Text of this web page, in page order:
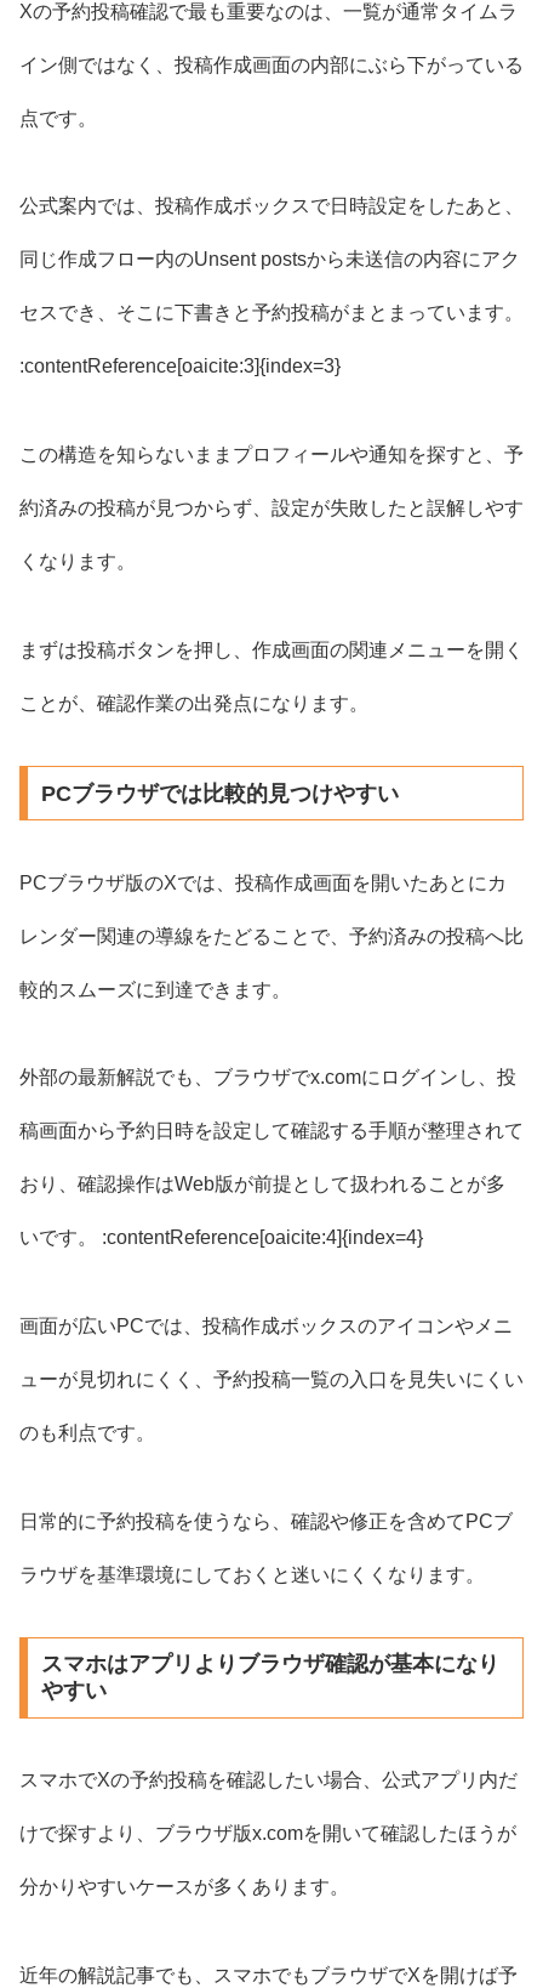
Xの予約投稿確認で最も重要なのは、一覧が通常タイムラ
イン側ではなく、投稿作成画面の内部にぶら下がっている
点です。
公式案内では、投稿作成ボックスで日時設定をしたあと、
同じ作成フロー内のUnsent postsから未送信の内容にアク
セスでき、そこに下書きと予約投稿がまとまっています。
:contentReference[oaicite:3]{index=3}
この構造を知らないままプロフィールや通知を探すと、予
約済みの投稿が見つからず、設定が失敗したと誤解しやす
くなります。
まずは投稿ボタンを押し、作成画面の関連メニューを開く
ことが、確認作業の出発点になります。
PCブラウザでは比較的見つけやすい
PCブラウザ版のXでは、投稿作成画面を開いたあとにカ
レンダー関連の導線をたどることで、予約済みの投稿へ比
較的スムーズに到達できます。
外部の最新解説でも、ブラウザでx.comにログインし、投
稿画面から予約日時を設定して確認する手順が整理されて
おり、確認操作はWeb版が前提として扱われることが多
いです。 :contentReference[oaicite:4]{index=4}
画面が広いPCでは、投稿作成ボックスのアイコンやメニ
ューが見切れにくく、予約投稿一覧の入口を見失いにくい
のも利点です。
日常的に予約投稿を使うなら、確認や修正を含めてPCブ
ラウザを基準環境にしておくと迷いにくくなります。
スマホはアプリよりブラウザ確認が基本になり
やすい
スマホでXの予約投稿を確認したい場合、公式アプリ内だ
けで探すより、ブラウザ版x.comを開いて確認したほうが
分かりやすいケースが多くあります。
近年の解説記事でも、スマホでもブラウザでXを開けば予